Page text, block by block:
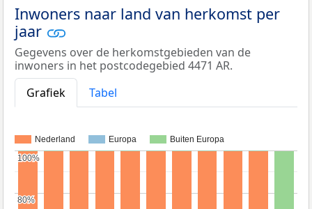
Inwoners naar land van herkomst per
jaar
Gegevens over de herkomstgebieden van de
inwoners in het postcodegebied 4471 AR.
Grafiek
Tabel
Nederland Europa Buiten Europa
80%
80%
100%
100%